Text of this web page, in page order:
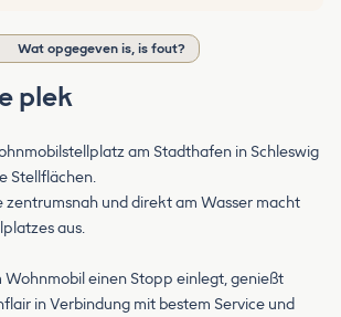
Wat opgegeven is, is fout?
plek
am Stadthafen in Schleswig
Stellflächen.
zentrumsnah und direkt am Wasser macht
aus.
Wohnmobil einen Stopp einlegt, genießt
in Verbindung mit bestem Service und